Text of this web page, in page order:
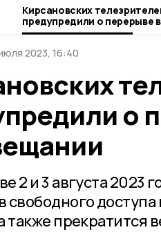
Кирсановских
предупредили о перерыве в
телевещании
2023, 16:40
о
2 и 3 августа 2023
свободного
также прекратится